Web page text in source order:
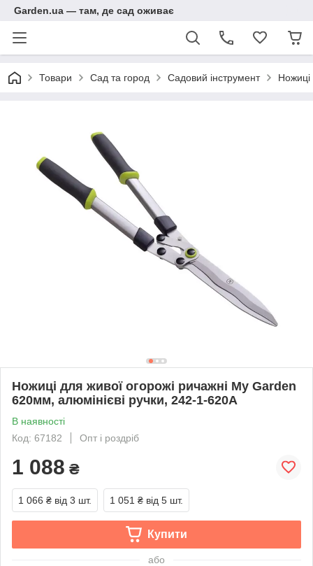
Garden.ua — там, де сад оживає
Товари Сад та город Садовий інструмент Ножиці
Ножиці для живої огорожі ричажні My Garden
620мм, алюмінієві ручки, 242-1-620A
В наявності
Код: 67182
Опт і роздріб
1 088 ₴
1 066 ₴ від 3 шт. 1 051 ₴ від 5 шт.
Купити
або